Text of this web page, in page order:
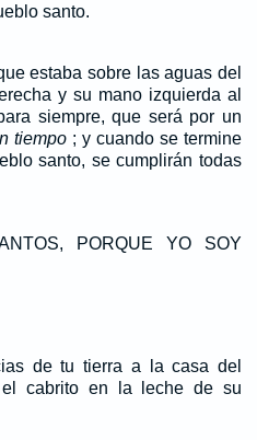
santo.
estaba sobre las aguas del
y su mano izquierda al
siempre, que será por un
tiempo; y cuando se termine
santo, se cumplirán todas
PORQUE YO SOY
de tu tierra a la casa del
cabrito en la leche de su